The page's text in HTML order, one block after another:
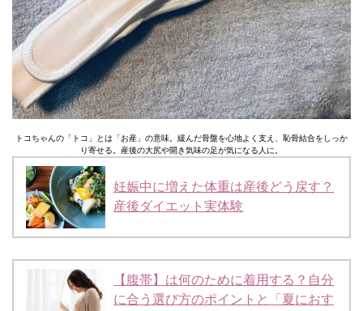
トコちゃんの「トコ」とは「お産」の意味。緩んだ骨盤を心地よく支え、恥骨結合をしっか
り寄せる。産後の大尻や開き気味の足が気になる人に。
妊娠中に増えた体重は産後どう戻す？
産後ダイエット実体験
【腹帯】は何のために着用する？自分
に合う選び方のポイントと「夏におす